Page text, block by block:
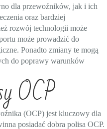
dla przewoźników, jak i ich
oraz bardziej
rozwój technologii może
może prowadzić do
Ponadto zmiany te mogą
do poprawy warunków
OCP
(OCP) jest kluczowy dla
posiadać dobra polisa OCP.